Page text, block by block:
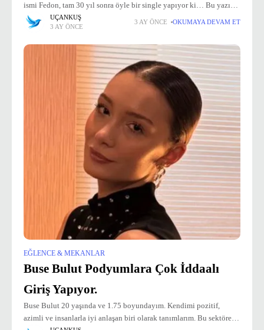
ismi Fedon, tam 30 yıl sonra öyle bir single yapıyor ki… Bu yazın
en çok konuşulan ismi olmaya şimdiden aday! Yunan müziğinin
UÇANKUŞ
3 AY ÖNCE
3 AY ÖNCE OKUMAYA DEVAM ET
EĞLENCE & MEKANLAR
Buse Bulut Podyumlara Çok İddaalı
Giriş Yapıyor.
Buse Bulut 20 yaşında ve 1.75 boyundayım. Kendimi pozitif,
azimli ve insanlarla iyi anlaşan biri olarak tanımlarım. Bu sektöre